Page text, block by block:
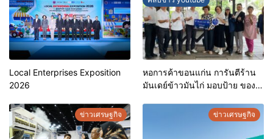
Local Enterprises Exposition
2026
หอการค้าขอนแก่น การันตีร้าน
มันเดย์ข้าวมันไก่ มอบป้าย ของดี
ประกอบการคุณภาพ ยกระดับ
มาตรฐาน สร้างความเชื่อมั่นให้ผู้
ข่าวเศรษฐกิจ ข่าวเศรษฐกิจ